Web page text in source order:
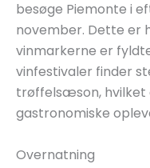
besøge Piemonte i
november. Dette er
vinmarkerne er
vinfestivaler finder
trøffelsæson, hvilket
gastronomiske
Overnatning